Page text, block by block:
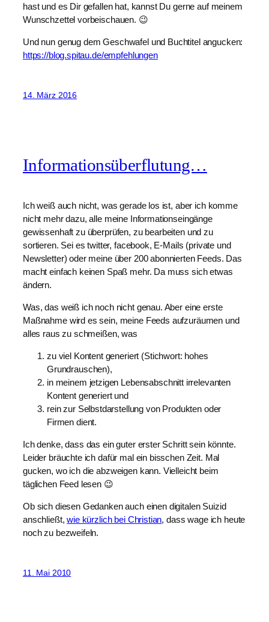
hast und es Dir gefallen hat, kannst Du gerne auf meinem
Wunschzettel vorbeischauen. 😉
Und nun genug dem Geschwafel und Buchtitel angucken:
https://blog.spitau.de/empfehlungen
14. März 2016
Informationsüberflutung…
Ich weiß auch nicht, was gerade los ist, aber ich komme
nicht mehr dazu, alle meine Informationseingänge
gewissenhaft zu überprüfen, zu bearbeiten und zu
sortieren. Sei es twitter, facebook, E-Mails (private und
Newsletter) oder meine über 200 abonnierten Feeds. Das
macht einfach keinen Spaß mehr. Da muss sich etwas
ändern.
Was, das weiß ich noch nicht genau. Aber eine erste
Maßnahme wird es sein, meine Feeds aufzuräumen und
alles raus zu schmeißen, was
zu viel Kontent generiert (Stichwort: hohes
Grundrauschen),
in meinem jetzigen Lebensabschnitt irrelevanten
Kontent generiert und
rein zur Selbstdarstellung von Produkten oder
Firmen dient.
Ich denke, dass das ein guter erster Schritt sein könnte.
Leider bräuchte ich dafür mal ein bisschen Zeit. Mal
gucken, wo ich die abzweigen kann. Vielleicht beim
täglichen Feed lesen 😉
Ob sich diesen Gedanken auch einen digitalen Suizid
anschließt,wie kürzlich bei Christian, dass wage ich heute
noch zu bezweifeln.
11. Mai 2010